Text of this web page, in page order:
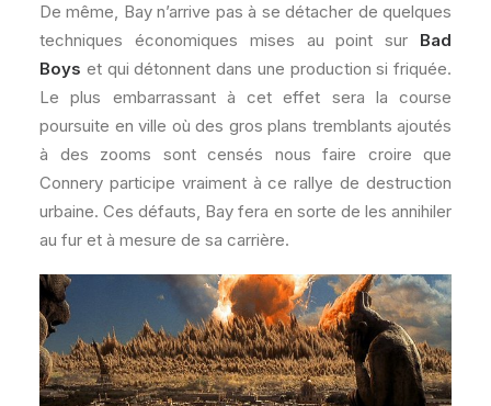
De même, Bay n’arrive pas à se détacher de quelques
techniques économiques mises au point sur Bad
Boys et qui détonnent dans une production si friquée.
Le plus embarrassant à cet effet sera la course
poursuite en ville où des gros plans tremblants ajoutés
à des zooms sont censés nous faire croire que
Connery participe vraiment à ce rallye de destruction
urbaine. Ces défauts, Bay fera en sorte de les annihiler
au fur et à mesure de sa carrière.